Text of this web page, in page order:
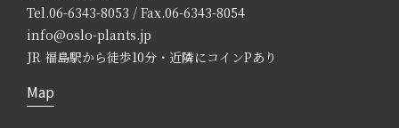
Tel.06-6343-8053 / Fax.06-6343-8054
info@oslo-plants.jp
JR 福島駅から徒歩10分・近隣にコインPあり
Map